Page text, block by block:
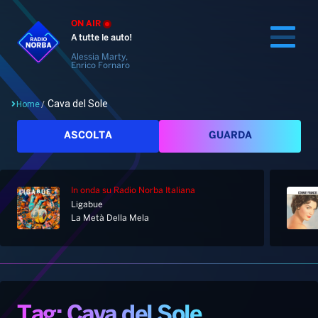
ON AIR
A tutte le auto!
Alessia Marty,
Enrico Fornaro
Home
Palinsesto
Notizie
Home/ Cava del Sole
ASCOLTA GUARDA
In onda su Radio Norba Italiana
Ligabue
La Metà Della Mela